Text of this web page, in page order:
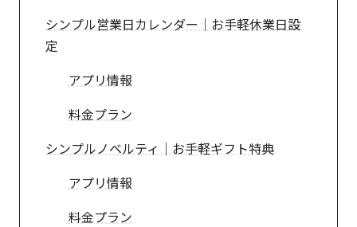
シンプル営業日カレンダー｜お手軽休業日設
定
アプリ情報
料金プラン
シンプルノベルティ｜お手軽ギフト特典
アプリ情報
料金プラン